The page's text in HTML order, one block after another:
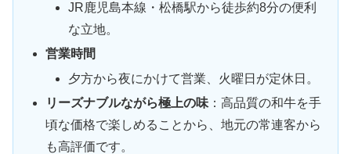
JR鹿児島本線・松橋駅から徒歩約8分の便利
な立地。
営業時間
夕方から夜にかけて営業、火曜日が定休日。
リーズナブルながら極上の味 ：高品質の和牛を手
頃な価格で楽しめることから、地元の常連客から
も高評価です。